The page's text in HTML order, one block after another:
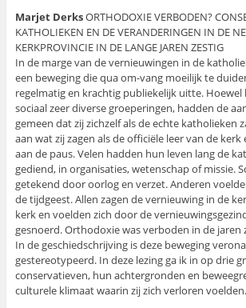
Marjet DerksORTHODOXIE VERBODEN?
KATHOLIEKEN EN DE VERANDERINGEN IN DE
KERKPROVINCIE IN DE LANGE JAREN ZESTIG
In de marge van de vernieuwingen in de
een beweging die qua om-vang moeilijk te
regelmatig en krachtig publiekelijk uitte. Hoewel
sociaal zeer diverse groeperingen, hadden de
gemeen dat zij zichzelf als de echte katholieken
aan wat zij zagen als de officiële leer van de
aan de paus. Velen hadden hun leven lang de
gediend, in organisaties, wetenschap of missie.
getekend door oorlog en verzet. Anderen
de tijdgeest. Allen zagen de vernieuwing in de
kerk en voelden zich door de
gesnoerd. Orthodoxie was verboden in de jaren
In de geschiedschrijving is deze beweging
gestereotypeerd. In deze lezing ga ik in op drie
conservatieven, hun achtergronden en
culturele klimaat waarin zij zich verloren voelden.